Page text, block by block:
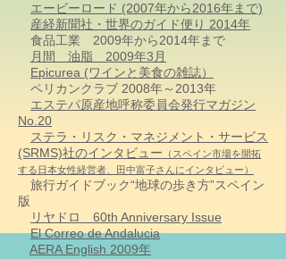
エービーロード (2007年から2016年まで)
産経新聞社・世界のガイド便り 2014年
食品工業 2009年から2014年まで
月間 油脂 2009年3月
Epicurea (ワインと美食の雑誌）
ペリカンクラブ 2008年～2013年
エステパ原産地呼称委員会発行マガジン
No.20
ステラ・リスク・マネジメント・サービス
(SRMS)社のインタビュー （スペイン市場を開拓
する日本女性経営者、田中富子さんにインタビュー）
旅行ガイドブック“地球の歩き方”スペイン
版
リヤドロ 60th Anniversary Issue
El Correo de Andalucia
AERA English 2009年